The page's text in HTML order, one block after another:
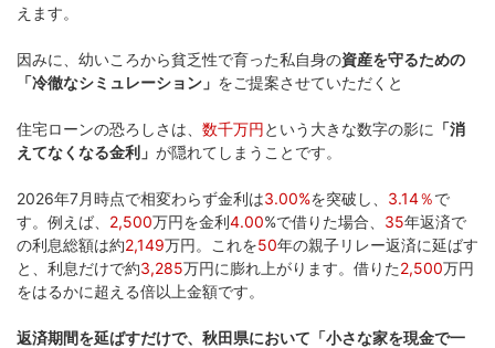
えます。
因みに、幼いころから貧乏性で育った私自身の資産を守るための
「冷徹なシミュレーション」 をご提案させていただくと
住宅ローンの恐ろしさは、 数千万円という大きな数字の影に 「消
えてなくなる金利」 が隠れてしまうことです。
2026年7月時点で相変わらず金利は3.00%を突破し、 3.14％で
す。例えば、 2,500万円を金利4.00%で借りた場合、 35年返済で
の利息総額は約2,149万円。これを50年の親子リレー返済に延ばす
と、利息だけで約3,285万円に膨れ上がります。借りた2,500万円
をはるかに超える倍以上金額です。
返済期間を延ばすだけで、秋田県において「小さな家を現金で一